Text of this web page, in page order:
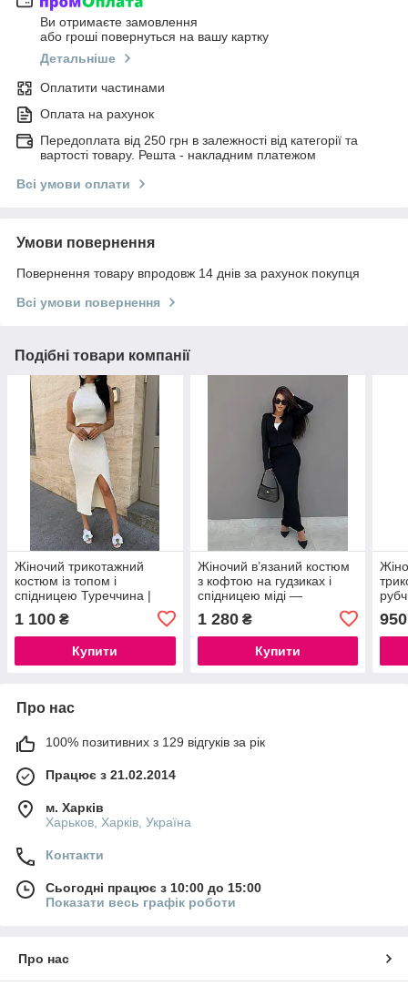
Ви отримаєте замовлення
або гроші повернуться на вашу картку
Детальніше
Оплатити частинами
Оплата на рахунок
Передоплата від 250 грн в залежності від категорії та
вартості товару. Решта - накладним платежом
Всі умови оплати
Умови повернення
Повернення товару впродовж 14 днів за рахунок покупця
Всі умови повернення
Подібні товари компанії
Жіночий трикотажний
костюм із топом і
спідницею Туреччина |
Літній в'язаний комплект
2025
1 100 ₴
Купити
Жіночий в’язаний костюм
з кофтою на гудзиках і
спідницею міді —
елегантний, трикотажний,
Туреччина
1 280₴
Купити
950
Про нас
100% позитивних з 129 відгуків за рік
Працює з 21.02.2014
м. Харків
Харьков, Харків, Україна
Контакти
Сьогодні працює з 10:00 до 15:00
Показати весь графік роботи
Про нас